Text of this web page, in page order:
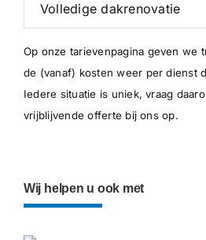
Volledige dakrenovatie
Op onze tarievenpagina geven we
de (vanaf) kosten weer per dienst
Iedere situatie is uniek, vraag
vrijblijvende offerte bij ons op.
Wij helpen u ook met